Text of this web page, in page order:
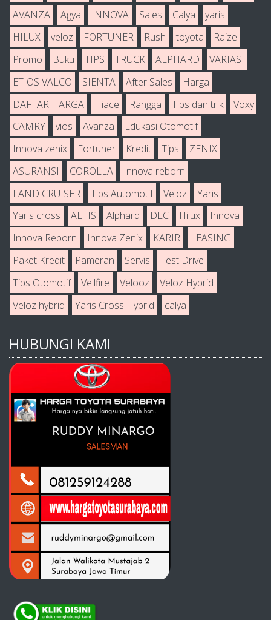
AVANZA
Agya INNOVA Sales Calya
yaris
HILUX
veloz FORTUNER Rush toyota
Raize
Promo
Buku TIPS TRUCK ALPHARD
VARIASI
ETIOS VALCO
SIENTA After Sales
Harga
DAFTAR HARGA
Hiace Rangga Tips dan trik
Voxy
CAMRY
vios Avanza
Edukasi Otomotif
Innova zenix
Fortuner Kredit Tips
ZENIX
ASURANSI
COROLLA
Innova reborn
LAND CRUISER
Tips Automotif Veloz
Yaris
Yaris cross
ALTIS Alphard DEC Hilux
Innova
Innova Reborn
Innova Zenix KARIR
LEASING
Paket Kredit
Pameran Servis
Test Drive
Tips Otomotif
Vellfire Velooz
Veloz Hybrid
Veloz hybrid
Yaris Cross Hybrid calya
HUBUNGI KAMI